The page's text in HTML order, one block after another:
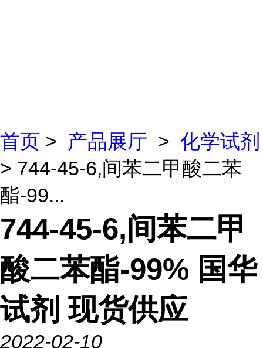
首页 > 产品展厅 > 化学试剂
> 744-45-6,间苯二甲酸二苯
酯-99...
744-45-6,间苯二甲
酸二苯酯-99% 国华
试剂 现货供应
2022-02-10